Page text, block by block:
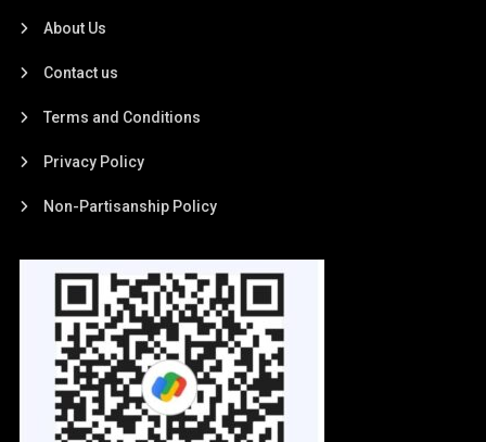
About Us
Contact us
Terms and Conditions
Privacy Policy
Non-Partisanship Policy